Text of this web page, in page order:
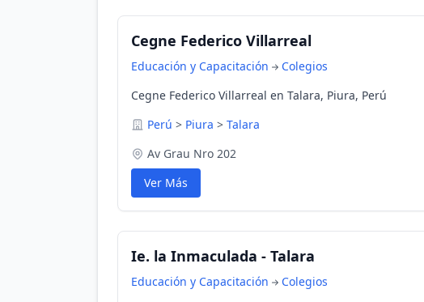
Cegne Federico Villarreal
Educación y Capacitación
Colegios
Cegne Federico Villarreal en Talara, Piura, Perú
Perú > Piura > Talara
Av Grau Nro 202
Ver Más
Ie. la Inmaculada - Talara
Educación y Capacitación
Colegios